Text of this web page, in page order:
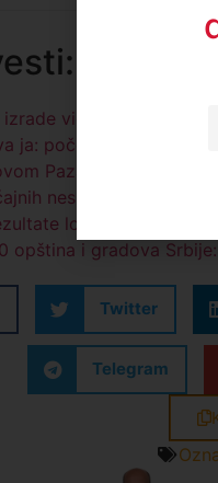
video igara u
ja: početak ili pritisak –
Pazaru najskuplji u
nesreća i stradalih
lokalnih izbora:
opština i gradova
Twitter
Telegram